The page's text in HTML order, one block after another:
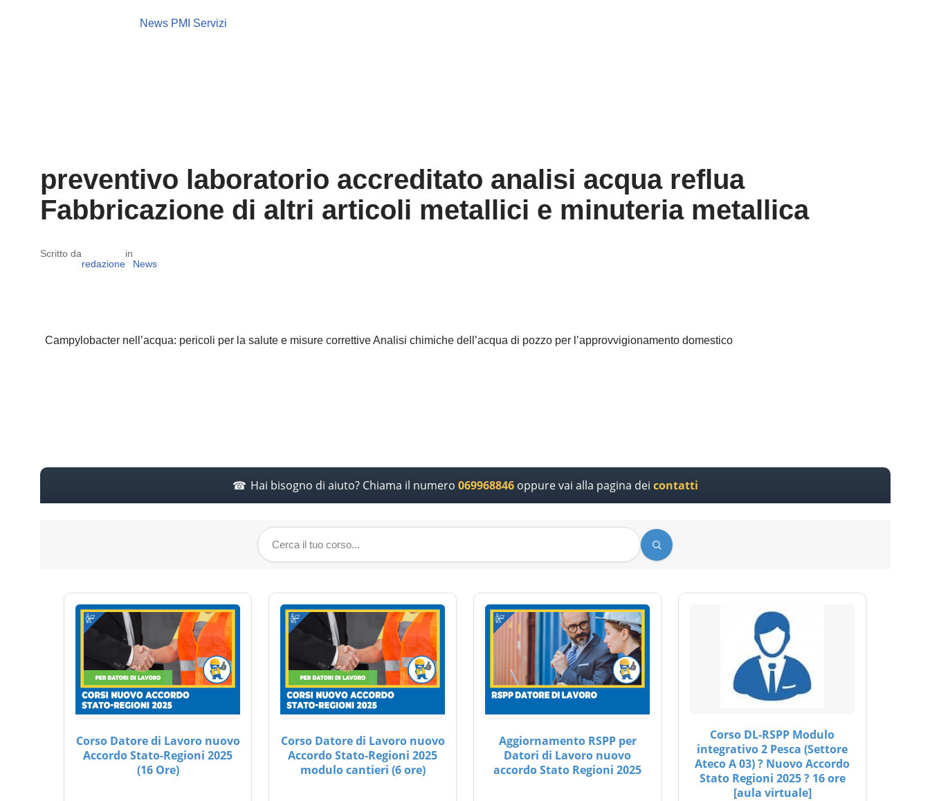
News PMI Servizi
preventivo laboratorio accreditato analisi acqua reflua
Fabbricazione di altri articoli metallici e minuteria metallica
Scritto da
redazione
in
News
Campylobacter nell’acqua: pericoli per la salute e misure correttive Analisi chimiche dell’acqua di pozzo per l’approvvigionamento domestico
Hai bisogno di aiuto? Chiama il numero 069968846oppure vai alla pagina dei contatti
Corso Datore di Lavoro nuovo
Accordo Stato-Regioni 2025
(16 Ore)
Corso Datore di Lavoro nuovo
Accordo Stato-Regioni 2025
modulo cantieri (6 ore)
Aggiornamento RSPP per
Datori di Lavoro nuovo
accordo Stato Regioni 2025
Corso DL-RSPP Modulo
integrativo 2 Pesca (Settore
Ateco A 03) ? Nuovo Accordo
Stato Regioni 2025 ? 16 ore
[aula virtuale]